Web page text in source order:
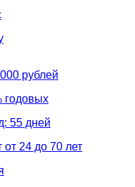
рублей
годовых
55 дней
от 24 до 70 лет